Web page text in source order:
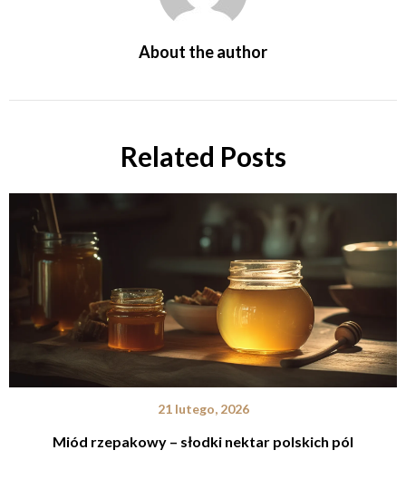
About the author
Related Posts
21 lutego, 2026
Miód rzepakowy – słodki nektar polskich pól